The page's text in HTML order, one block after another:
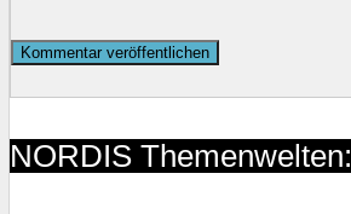
NORDIS Themenwelten: